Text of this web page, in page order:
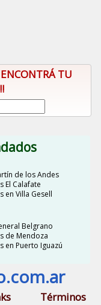
TU
de los Andes
El Calafate
en Villa Gesell
Belgrano
de Mendoza
en Puerto Iguazú
Términos